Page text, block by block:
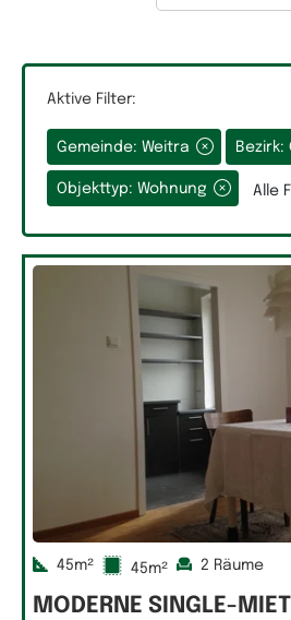
Grundfläche
Auswahlfeld Räume.
Aktive Filter:
Gemeinde: Weitra Bezirk:
Objekttyp: Wohnung Alle
45m² 45m² 2 Räume
MODERNE SINGLE-